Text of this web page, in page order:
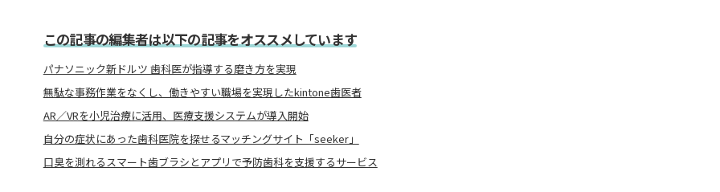
この記事の編集者は以下の記事をオススメしています
パナソニック新ドルツ 歯科医が指導する磨き方を実現
無駄な事務作業をなくし、働きやすい職場を実現したkintone歯医者
AR／VRを小児治療に活用、医療支援システムが導入開始
自分の症状にあった歯科医院を探せるマッチングサイト「seeker」
口臭を測れるスマート歯ブラシとアプリで予防歯科を支援するサービス